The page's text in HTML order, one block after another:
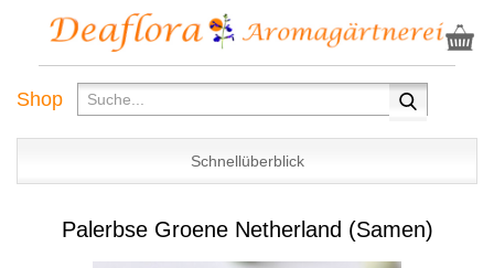
Shop
Schnellüberblick
Palerbse Groene Netherland (Samen)